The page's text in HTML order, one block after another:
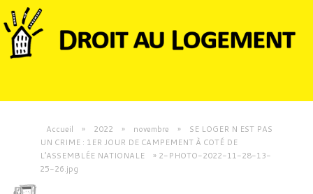
Accueil » 2022 » novembre »
SE LOGER N EST PAS
UN CRIME : 1ER JOUR DE CAMPEMENT À COTÉ DE
L’ASSEMBLÉE NATIONALE
» 2-PHOTO-2022-11-28-13-
25-26.jpg